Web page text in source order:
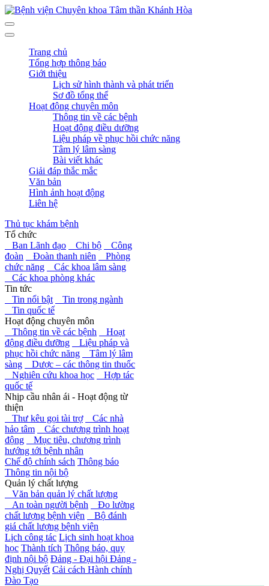
Trang chủ
Tổng hợp thông báo
Giới thiệu
Lịch sử hình thành và phát triển
Sơ đồ tổng thể
Hoạt động chuyên môn
Thông tin về các bệnh
Hoạt động điều dưỡng
Liệu pháp về phục hồi chức năng
Tâm lý lâm sàng
Bài viết khác
Giải đáp thắc mắc
Văn bản
Hình ảnh hoạt động
Liên hệ
Thủ tục khám bệnh
Tổ chức
Ban Lãnh đạo
Chi bộ
Công
đoàn
Đoàn thanh niên
Phòng
chức năng
Các khoa lâm sàng
Các khoa phòng khác
Tin tức
Tin nổi bật
Tin trong ngành
Tin quốc tế
Hoạt động chuyên môn
Thông tin về các bệnh
Hoạt
động điều dưỡng
Liệu pháp và
phục hồi chức năng
Tâm lý lâm
sàng
Dược – các thông tin thuốc
Nghiên cứu khoa học
Hợp tác
quốc tế
Nhịp cầu nhân ái - Hoạt động từ
thiện
Thư kêu gọi tài trợ
Các nhà
hảo tâm
Các chương trình hoạt
động
Mục tiêu, chương trình
hướng tới bệnh nhân
Chế độ chính sách Thông báo
Thông tin nội bộ
Quản lý chất lượng
Văn bản quản lý chất lượng
An toàn người bệnh
Đo lường
chất lượng bệnh viện
Bộ đánh
giá chất lượng bệnh viện
Lịch công tác Lịch sinh hoạt khoa
học Thành tích Thông báo, quy
định nội bộ Đảng - Đại hội Đảng -
Nghị Quyết Cải cách Hành chính
Đào Tạo